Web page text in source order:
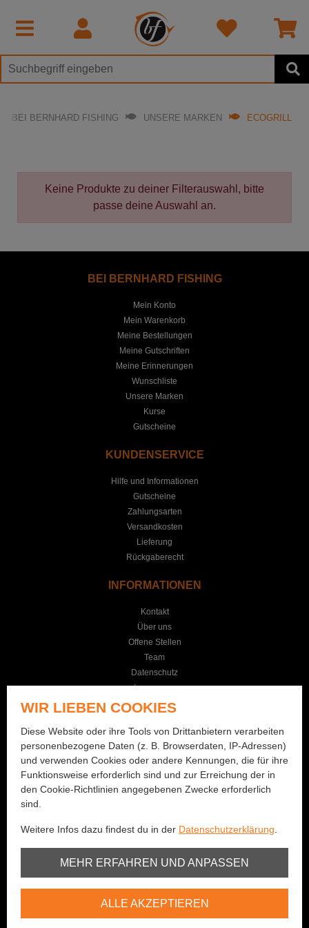
BEI BERNHARD FISHING UNSERE MARKEN ECOGRILL
Keine Produkte zu deiner Filterauswahl, bitte
passe deine Auswahl an.
BEI BERNHARD FISHING
Mein Konto
Mein Warenkorb
Meine Bestellungen
Meine Gutschriften
Meine Erinnerungen
Wunschliste
Unsere Marken
Kurse
Gutscheine
KUNDENSERVICE
Hilfe und Informationen
Gutscheine
Zahlungsarten
Versandkosten
Lieferung
Rückgaberecht
INFORMATIONEN
Kontakt
Über uns
Offene Stellen
Team
Datenschutz
Impressum
AGB
KONTAKT
Seilereistrasse 19
3114 Wichtrach
+41 (0)31 781 01 77
Montag geschlossen
Dienstag bis Freitag:
08:00 - 12:00 Uhr / 13:30 - 18:30 Uhr
Samstag:
08:00 - 16:00 Uhr
WIR LIEBEN COOKIES
Diese Website oder ihre Tools von Drittanbietern verarbeiten
personenbezogene Daten (z. B. Browserdaten, IP-Adressen)
und verwenden Cookies oder andere Kennungen, die für ihre
Funktionsweise erforderlich sind und zur Erreichung der in
den Cookie-Richtlinien angegebenen Zwecke erforderlich
sind.
Weitere Infos dazu findest du in der Datenschutzerklärung
Unbedingt erforderlich
MEHR ERFAHREN UND ANPASSEN
ALLE AKZEPTIEREN